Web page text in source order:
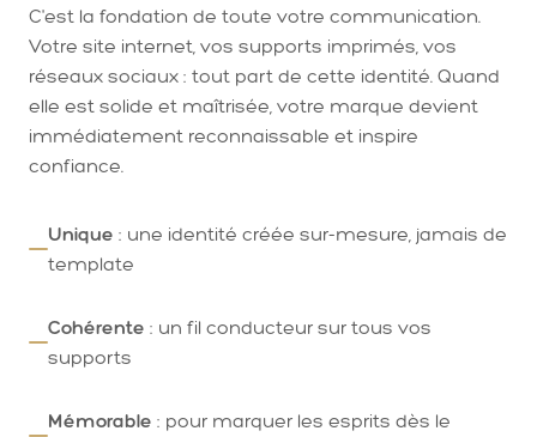
C'est la fondation de toute votre communication.
Votre site internet, vos supports imprimés, vos
réseaux sociaux : tout part de cette identité. Quand
elle est solide et maîtrisée, votre marque devient
immédiatement reconnaissable et inspire
confiance.
Unique : une identité créée sur-mesure, jamais de
template
Cohérente : un fil conducteur sur tous vos
supports
Mémorable : pour marquer les esprits dès le